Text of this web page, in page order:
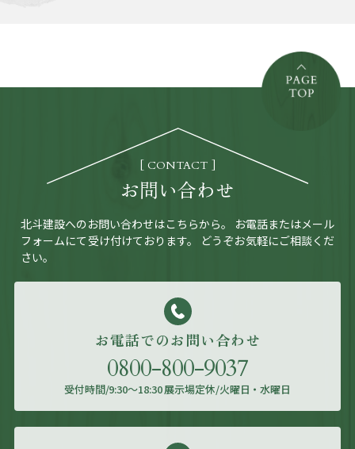
CONTACT
お問い合わせ
北斗建設へのお問い合わせはこちらから。
お電話またはメール
フォームにて受け付けております。
どうぞお気軽にご相談くだ
さい。
お電話でのお問い合わせ
0800-800-9037
受付時間/9:30～18:30 展示場定休/火曜日・水曜日